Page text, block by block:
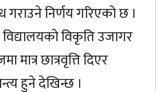
गराउने निर्णय गरिएको छ ।
विकृति उजागर
छात्रवृत्ति दिएर
हुने देखिन्छ ।